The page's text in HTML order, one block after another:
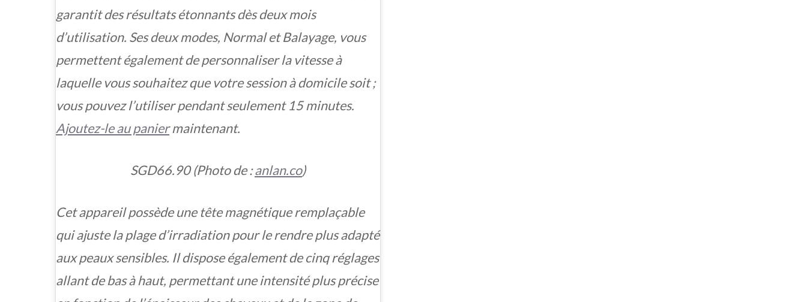
garantit des résultats étonnants dès deux mois
d’utilisation. Ses deux modes, Normal et Balayage, vous
permettent également de personnaliser la vitesse à
laquelle vous souhaitez que votre session à domicile soit ;
vous pouvez l’utiliser pendant seulement 15 minutes.
Ajoutez-le au paniermaintenant.
SGD66.90 (Photo de :anlan.co)
Cet appareil possède une tête magnétique remplaçable
qui ajuste la plage d’irradiation pour le rendre plus adapté
aux peaux sensibles. Il dispose également de cinq réglages
allant de bas à haut, permettant une intensité plus précise